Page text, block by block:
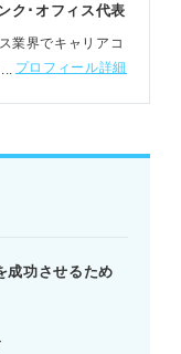
計画を立てる。
能かを確認する
面接回答例
的なイメージを
ク･オフィス代表
業界でキャリアコ
ウをもとに、その
プロフィール詳細
成功させるため